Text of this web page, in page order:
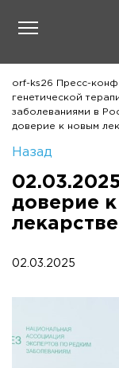
orf-ks26 Пресс-
генетической
заболеваниями в
доверие к новым
Назад
доверие
02.03.2025